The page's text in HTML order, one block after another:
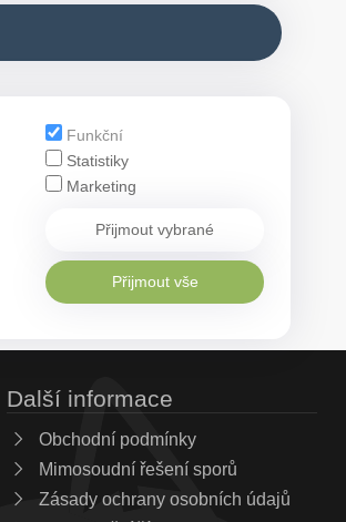
Funkční
Statistiky
Marketing
Přijmout vybrané
Přijmout vše
Další informace
Obchodní podmínky
Mimosoudní řešení sporů
Zásady ochrany osobních údajů